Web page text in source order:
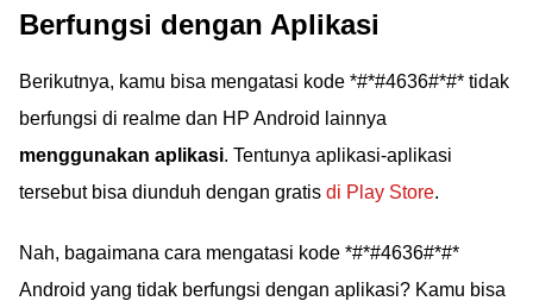
Berfungsi dengan Aplikasi
Berikutnya, kamu bisa mengatasi kode *#*#4636#*#* tidak
berfungsi di realme dan HP Android lainnya
menggunakan aplikasi. Tentunya aplikasi-aplikasi
tersebut bisa diunduh dengan gratis di Play Store.
Nah, bagaimana cara mengatasi kode *#*#4636#*#*
Android yang tidak berfungsi dengan aplikasi? Kamu bisa